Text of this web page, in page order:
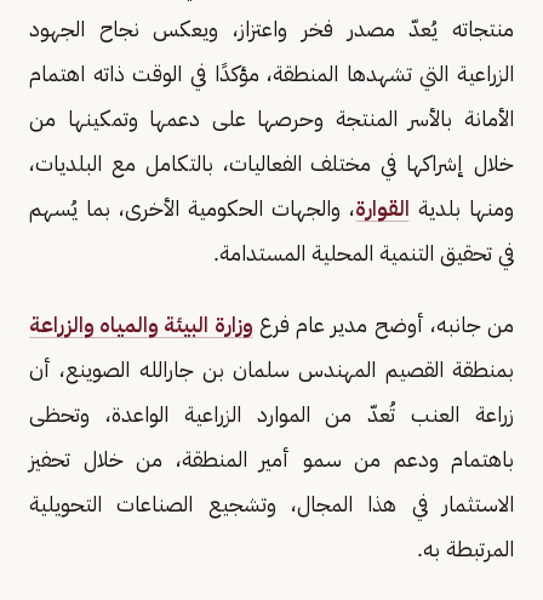
منتجاته يُعدّ مصدر فخر واعتزاز، ويعكس نجاح الجهود
الزراعية التي تشهدها المنطقة، مؤكدًا في الوقت ذاته اهتمام
الأمانة بالأسر المنتجة وحرصها على دعمها وتمكينها من
خلال إشراكها في مختلف الفعاليات، بالتكامل مع البلديات،
ومنها بلدية القوارة، والجهات الحكومية الأخرى، بما يُسهم
في تحقيق التنمية المحلية المستدامة.
من جانبه، أوضح مدير عام فرع وزارة البيئة والمياه والزراعة
بمنطقة القصيم المهندس سلمان بن جارالله الصوينع، أن
زراعة العنب تُعدّ من الموارد الزراعية الواعدة، وتحظى
باهتمام ودعم من سمو أمير المنطقة، من خلال تحفيز
الاستثمار في هذا المجال، وتشجيع الصناعات التحويلية
المرتبطة به.